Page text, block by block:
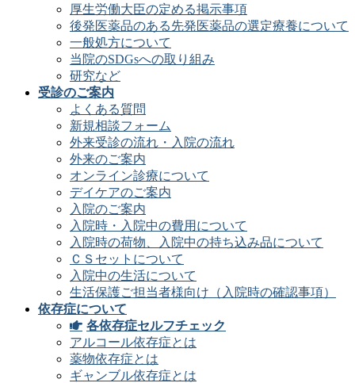
厚生労働大臣の定める掲示事項
後発医薬品のある先発医薬品の選定療養について
一般処方について
当院のSDGsへの取り組み
研究など
受診のご案内
よくある質問
新規相談フォーム
外来受診の流れ・入院の流れ
外来のご案内
オンライン診療について
デイケアのご案内
入院のご案内
入院時・入院中の費用について
入院時の荷物、入院中の持ち込み品について
ＣＳセットについて
入院中の生活について
生活保護ご担当者様向け（入院時の確認事項）
依存症について
各依存症セルフチェック
アルコール依存症とは
薬物依存症とは
ギャンブル依存症とは